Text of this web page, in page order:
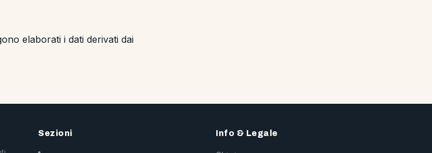
elaborati i dati derivati dai
Sezioni Info & Legale